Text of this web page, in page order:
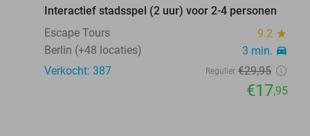
Interactief stadsspel (2 uur) voor 2-4 personen
Escape Tours
9.2 star
Berlin (+48 locaties) 3 min. directions_car
Verkocht: 387 Regulier €29,95
€17,95